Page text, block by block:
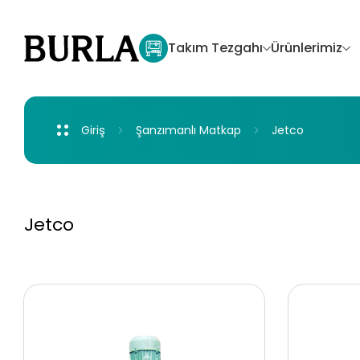
Takım Tezgahı Ürünlerimiz
Giriş Şanzımanlı Matkap Jetco
Jetco